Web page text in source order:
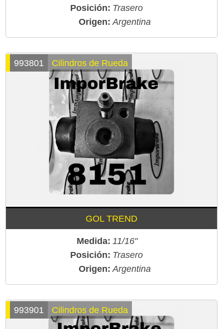
Posición: Trasero
Origen: Argentina
GOL TREND
Medida: 11/16"
Posición: Trasero
Origen: Argentina
993801 Cilindros de Rueda
993901 Cilindros de Rueda